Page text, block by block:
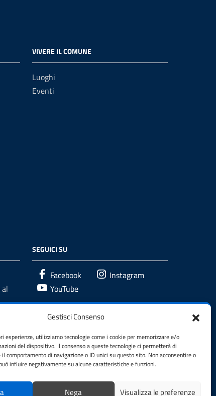
Gestisci Consenso
esperienze, utilizziamo tecnologie come i cookie per memorizzare e/o
del dispositivo. Il consenso a queste tecnologie ci permetterà di
comportamento di navigazione o ID unici su questo sito. Non acconsentire o
influire negativamente su alcune caratteristiche e funzioni.
Nega Visualizza le preferenze
VIVERE IL COMUNE
Luoghi
Eventi
SEGUICI SU
Facebook
Instagram
YouTube